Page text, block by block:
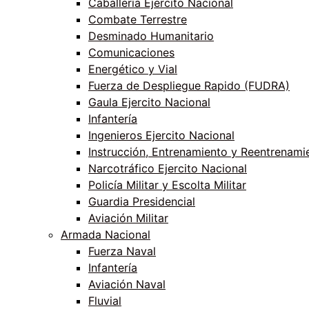
Caballería Ejercito Nacional
Combate Terrestre
Desminado Humanitario
Comunicaciones
Energético y Vial
Fuerza de Despliegue Rapido (FUDRA)
Gaula Ejercito Nacional
Infantería
Ingenieros Ejercito Nacional
Instrucción, Entrenamiento y
Narcotráfico Ejercito Nacional
Policía Militar y Escolta Militar
Guardia Presidencial
Aviación Militar
Armada Nacional
Fuerza Naval
Infantería
Aviación Naval
Fluvial